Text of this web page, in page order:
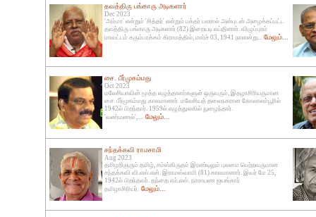
தவத்திரு பங்காரு அடிகளார்
Dec 2023
'அம்மா' என்றும் 'சித்தர்' என்றும் பக்தர் பலரால் அன்புடன் அழைக்கப்பட்ட
தவத்திரு பங்காரு அடிகளார் (82) இறையடி எய்தினார். விழுப்புரம்
மாவட்டம் கரும்பாக்கம் கிராமத்தில், மார்ச் 03, 1941 நாளன்று... மேலும்...
சை. பீர்முகம்மது
Oct 2023
மலேசியாவின் மூத்த எழுத்தாளர்களுள் ஒருவரும், இதழாசிரியருமான
சை. பீர்முகம்மது காலமானார். மலேசியத் தலைநகரான கோலாலம்பூரில்
1942ல் பிறந்தார். 1959ல் எழுத்துலகில் நுழைந்தார்.
'வண்மணல்',.... மேலும்...
சந்தக்கவி ராமசாமி
Aug 2023
தமிழறிஞரும் தமிழ், சம்ஸ்கிருதம் இரண்டிலும் புலமை பெற்றவருமான
சந்தக்கவி வி.எஸ்.என். இராமஸ்வாமி (81) காலமானார். இவர் மே 25,
1942ல் பிறந்தவர். தந்தை எம்.எஸ். நாராயண ஐயங்கார்
தமிழாசிரியர். மேலும்...